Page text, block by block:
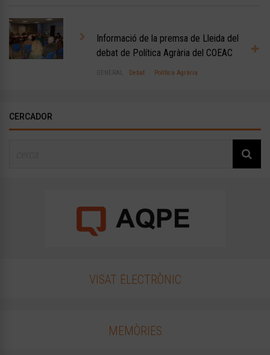
Informació de la premsa de Lleida del
debat de Política Agrària del COEAC
GENERAL Debat Política Agrària
CERCADOR
VISAT ELECTRÒNIC
MEMÒRIES